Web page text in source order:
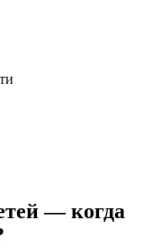
— когда